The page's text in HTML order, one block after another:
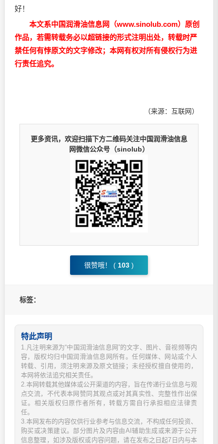
好！
本文系中国润滑油信息网（www.sinolub.com）原创
作品，若需转载务必以超链接的形式注明出处，转载时严
禁任何有悖原文的文字修改；本网有权对所有侵权行为进
行责任追究。
（来源：互联网）
更多资讯，欢迎扫描下方二维码关注中国润滑油信息
网微信公众号（sinolub）
很赞哦！ ( 103 )
标签：
特此声明
1.凡注明来源为“中国润滑油信息网”的文字、图片、音视频等内
容，版权均归中国润滑油信息网所有。任何媒体、网站或个人
转载、引用，须注明来源及原文链接；未经授权擅自使用的，
本网将依法追究相关责任。
2.本网转载其他媒体或公开渠道的内容，旨在传递行业信息与观
点交流，不代表本网赞同其观点或对其真实性、完整性作出保
证。相关版权归原作者所有，转载方需自行承担相应法律责
任。
3.本网发布的内容仅供行业参考与信息交流，不构成任何投资、
购买或决策建议。部分图片及内容由AI辅助生成或来源于公开
信息整理，如涉及版权或内容问题，请在发布之日起7日内与本